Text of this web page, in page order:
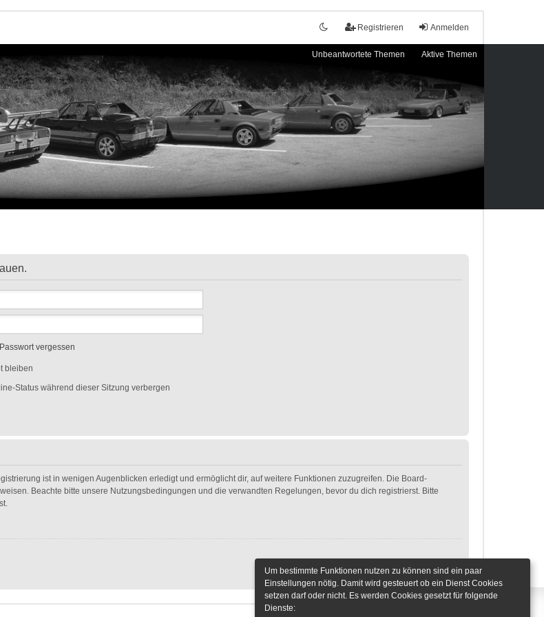
Anmelden
Registrieren
Unbeantwortete Themen Aktive Themen
vergessen
bleiben
Status während dieser Sitzung verbergen
ist in wenigen Augenblicken erledigt und ermöglicht dir, auf weitere Funktionen zuzugreifen. Die Board-
Beachte bitte unsere Nutzungsbedingungen und die verwandten Regelungen, bevor du dich registrierst. Bitte
Um bestimmte Funktionen nutzen zu können sind ein paar
Einstellungen nötig. Damit wird gesteuert ob ein Dienst Cookies
setzen darf oder nicht. Es werden Cookies gesetzt für folgende
Dienste: